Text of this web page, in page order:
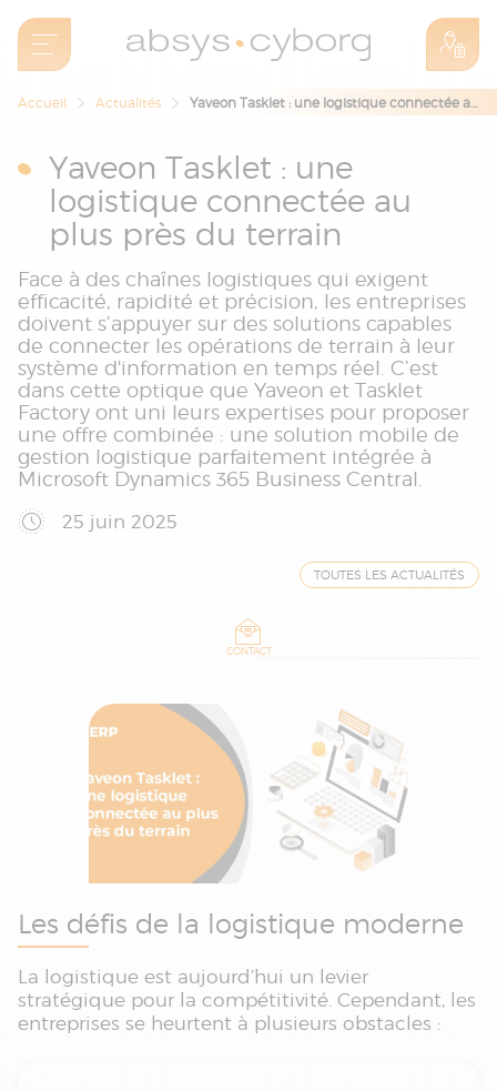
Accueil Actualités Yaveon Tasklet : une logistique connectée au plus près du terrain
Yaveon Tasklet : une
logistique connectée au
plus près du terrain
Face à des chaînes logistiques qui exigent
efficacité, rapidité et précision, les entreprises
doivent s’appuyer sur des solutions capables
de connecter les opérations de terrain à leur
système d'information en temps réel. C’est
dans cette optique que Yaveon et Tasklet
Factory ont uni leurs expertises pour proposer
une offre combinée : une solution mobile de
gestion logistique parfaitement intégrée à
Microsoft Dynamics 365 Business Central.
25 juin 2025
TOUTES LES ACTUALITÉS
CONTACT
Les défis de la logistique moderne
La logistique est aujourd’hui un levier
stratégique pour la compétitivité. Cependant, les
entreprises se heurtent à plusieurs obstacles :